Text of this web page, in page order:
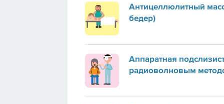
Антицеллюлитный
бедер)
Аппаратная
радиоволновым